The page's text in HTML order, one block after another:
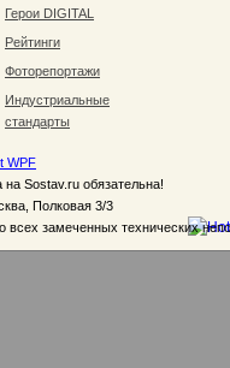
Герои DIGITAL
Рейтинги
Фоторепортажи
Индустриальные
стандарты
WPF
Sostav.ru обязательна!
Полковая 3/3
всех замеченных технических